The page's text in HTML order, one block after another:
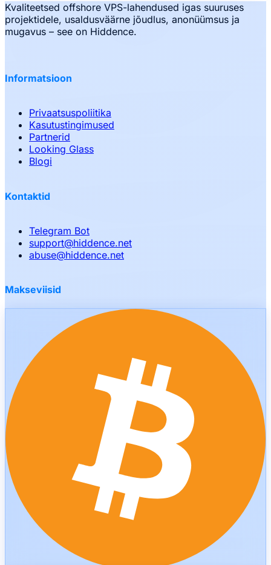
Kvaliteetsed offshore VPS-lahendused igas suuruses
projektidele, usaldusväärne jõudlus, anonüümsus ja
mugavus – see on Hiddence.
Informatsioon
Privaatsuspoliitika
Kasutustingimused
Partnerid
Looking Glass
Blogi
Kontaktid
Telegram Bot
support@hiddence.net
abuse@hiddence.net
Makseviisid